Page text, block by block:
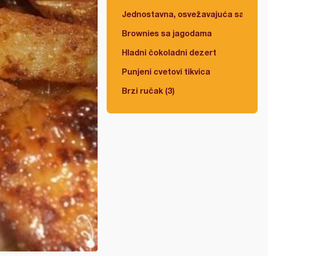
Jednostavna, osvežavajuća salata
Brownies sa jagodama
Hladni čokoladni dezert
Punjeni cvetovi tikvica
Brzi ručak (3)